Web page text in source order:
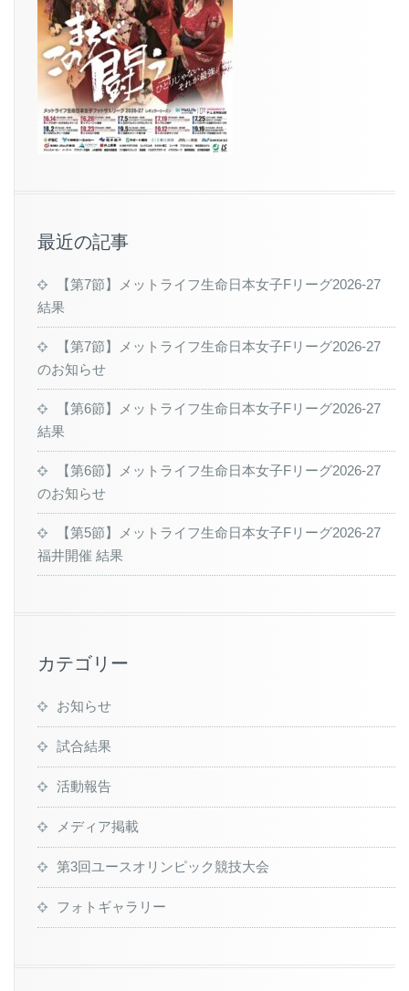
最近の記事
【第7節】メットライフ生命日本女子Fリーグ2026-27
結果
【第7節】メットライフ生命日本女子Fリーグ2026-27
のお知らせ
【第6節】メットライフ生命日本女子Fリーグ2026-27
結果
【第6節】メットライフ生命日本女子Fリーグ2026-27
のお知らせ
【第5節】メットライフ生命日本女子Fリーグ2026-27
福井開催 結果
カテゴリー
お知らせ
試合結果
活動報告
メディア掲載
第3回ユースオリンピック競技大会
フォトギャラリー